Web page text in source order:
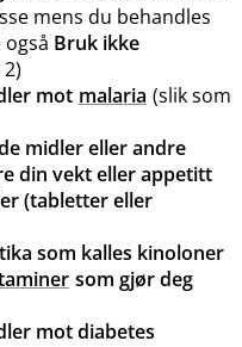
mens du behandles
Bruk ikke
mot malaria (slik som
midler eller andre
din vekt eller appetitt
(tabletter eller
som kalles kinoloner
som gjør deg
mot diabetes